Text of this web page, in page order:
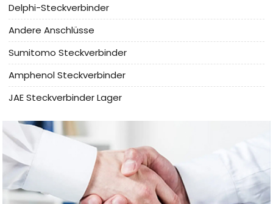
Delphi-Steckverbinder
Andere Anschlüsse
Sumitomo Steckverbinder
Amphenol Steckverbinder
JAE Steckverbinder Lager